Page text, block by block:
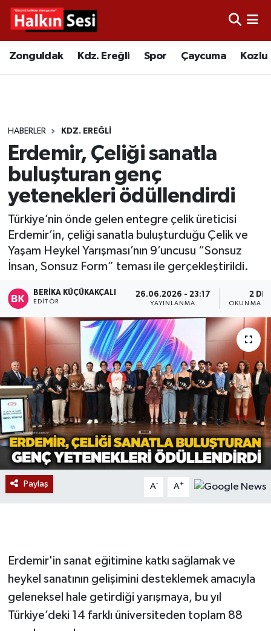
Zonguldak Kdz. Ereğli Spor Çaycuma Kozlu
HABERLER KDZ. EREĞLI
Erdemir, Çeliği sanatla
buluşturan genç
yetenekleri ödüllendirdi
Türkiye’nin önde gelen entegre çelik üreticisi
Erdemir’in, çeliği sanatla buluşturduğu Çelik ve
Yaşam Heykel Yarışması’nın 9’uncusu “Sonsuz
İnsan, Sonsuz Form” teması ile gerçekleştirildi.
BERIKA KÜÇÜKAKÇALI
EDITÖR
26.06.2026 - 23:17
YAYINLANMA
2 DK
OKUNMA
Paylaş A- A+
Erdemir'in sanat eğitimine katkı sağlamak ve
heykel sanatının gelişimini desteklemek amacıyla
geleneksel hale getirdiği yarışmaya, bu yıl
Türkiye’deki 14 farklı üniversiteden toplam 88
Video
Çaycuma
Alaplı
Asayiş
Bartın
Karabük
Devrek
Bolu
ÇEVRE
BİLİM VE TEKNOLOJİ
DUNYA
Düzce
Eğitim
GÜNDEM
Merkez Hava Durumu
Tüm Manşetler
Son Dakika Haberleri
Haber Arşivi